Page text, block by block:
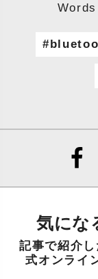
気にな
記事で紹介
式オンライ